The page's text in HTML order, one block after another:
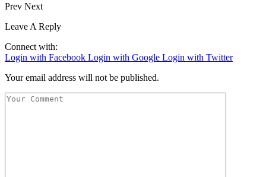
Prev Next
Leave A Reply
Connect with:
Login with Facebook Login with Google Login with Twitter
Your email address will not be published.